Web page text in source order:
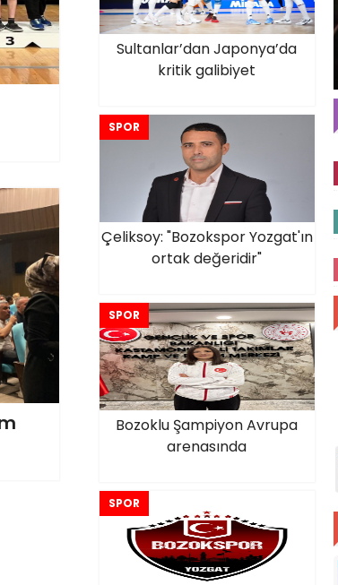
Sultanlar’dan Japonya’da
kritik galibiyet
SPOR
Çeliksoy: "Bozokspor Yozgat'ın
ortak değeridir"
SPOR
Bozoklu Şampiyon Avrupa
arenasında
SPOR